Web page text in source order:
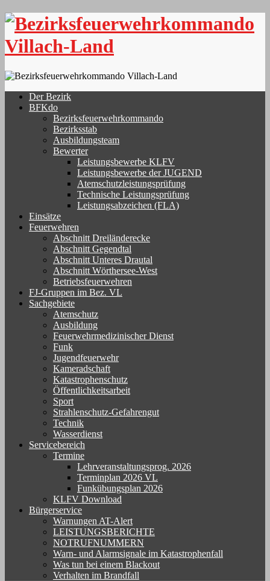
Skip
content
Der Bezirk
BFKdo
Bezirksfeuerwehrkommando
Bezirksstab
Ausbildungsteam
Bewerter
Leistungsbewerbe KLFV
Leistungsbewerbe der JUGEND
Atemschutzleistungsprüfung
Technische Leistungsprüfung
Leistungsabzeichen (FLA)
Einsätze
Feuerwehren
Abschnitt Dreiländerecke
Abschnitt Gegendtal
Abschnitt Unteres Drautal
Abschnitt Wörthersee-West
Betriebsfeuerwehren
FJ-Gruppen im Bez. VL
Sachgebiete
Atemschutz
Ausbildung
Feuerwehrmedizinischer Dienst
Funk
Jugendfeuerwehr
Kameradschaft
Katastrophenschutz
Öffentlichkeitsarbeit
Sport
Strahlenschutz-Gefahrengut
Technik
Wasserdienst
Servicebereich
Termine
Lehrveranstaltungsprog. 2026
Terminplan 2026 VL
Funkübungsplan 2026
KLFV Download
Bürgerservice
Warnungen AT-Alert
LEISTUNGSBERICHTE
NOTRUFNUMMERN
Warn- und Alarmsignale im Katastrophenfall
Was tun bei einem Blackout
Verhalten im Brandfall